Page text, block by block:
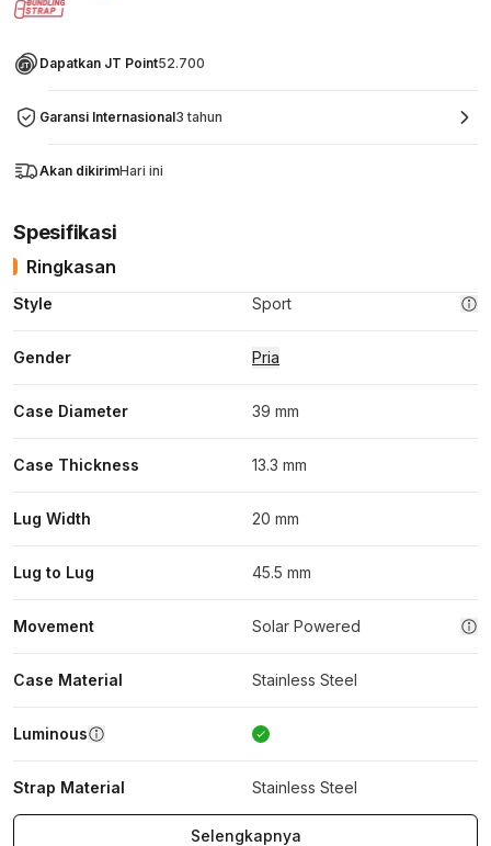
Dapatkan JT Point52.700
Garansi Internasional3 tahun
Akan dikirimHari ini
Spesifikasi
Ringkasan
Style Sport
Gender Pria
Case Diameter 39 mm
Case Thickness 13.3 mm
Lug Width 20 mm
Lug to Lug 45.5 mm
Movement Solar Powered
Case Material Stainless Steel
Luminous
Strap Material Stainless Steel
Selengkapnya